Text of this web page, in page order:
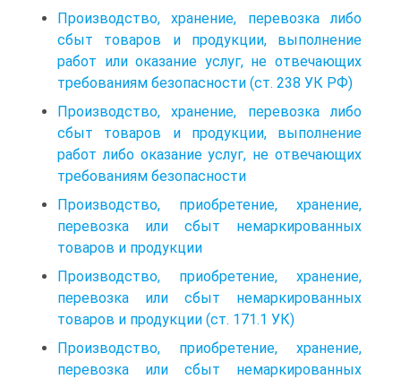
Производство, хранение, перевозка либо
сбыт товаров и продукции, выполнение
работ или оказание услуг, не отвечающих
требованиям безопасности (ст. 238 УК РФ)
Производство, хранение, перевозка либо
сбыт товаров и продукции, выполнение
работ либо оказание услуг, не отвечающих
требованиям безопасности
Производство, приобретение, хранение,
перевозка или сбыт немаркированных
товаров и продукции
Производство, приобретение, хранение,
перевозка или сбыт немаркированных
товаров и продукции (ст. 171.1 УК)
Производство, приобретение, хранение,
перевозка или сбыт немаркированных